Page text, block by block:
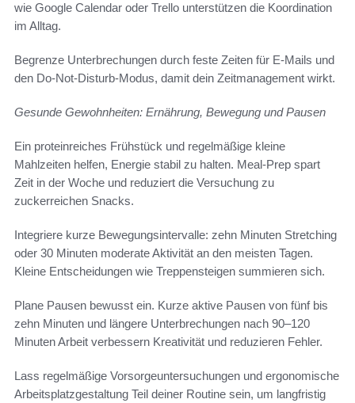
wie Google Calendar oder Trello unterstützen die Koordination
im Alltag.
Begrenze Unterbrechungen durch feste Zeiten für E-Mails und
den Do-Not-Disturb-Modus, damit dein Zeitmanagement wirkt.
Gesunde Gewohnheiten: Ernährung, Bewegung und Pausen
Ein proteinreiches Frühstück und regelmäßige kleine
Mahlzeiten helfen, Energie stabil zu halten. Meal-Prep spart
Zeit in der Woche und reduziert die Versuchung zu
zuckerreichen Snacks.
Integriere kurze Bewegungsintervalle: zehn Minuten Stretching
oder 30 Minuten moderate Aktivität an den meisten Tagen.
Kleine Entscheidungen wie Treppensteigen summieren sich.
Plane Pausen bewusst ein. Kurze aktive Pausen von fünf bis
zehn Minuten und längere Unterbrechungen nach 90–120
Minuten Arbeit verbessern Kreativität und reduzieren Fehler.
Lass regelmäßige Vorsorgeuntersuchungen und ergonomische
Arbeitsplatzgestaltung Teil deiner Routine sein, um langfristig